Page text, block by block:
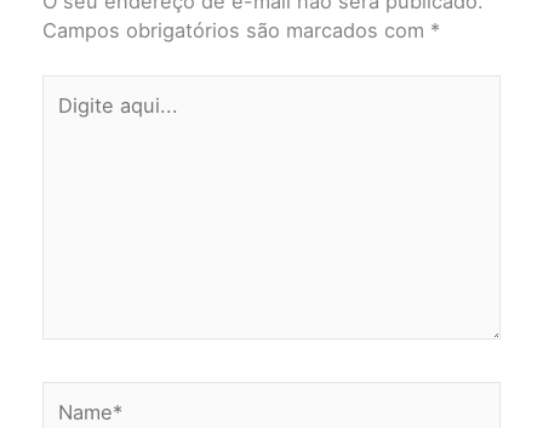
Campos obrigatórios são marcados com *
aqui...